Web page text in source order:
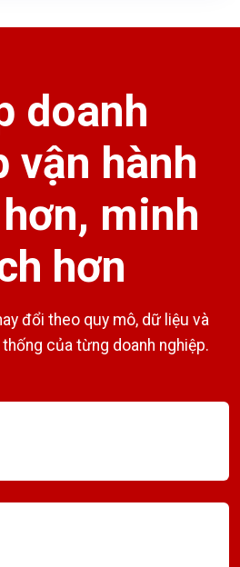
doanh
vận hành
minh
hơn
đổi theo quy mô, dữ liệu và
của từng doanh nghiệp.